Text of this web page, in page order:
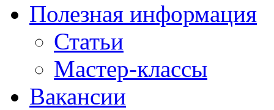
Полезная информация
Статьи
Мастер-классы
Вакансии